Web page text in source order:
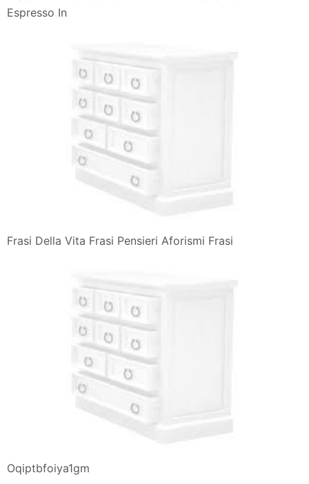
Espresso In
Frasi Della Vita Frasi Pensieri Aforismi Frasi
Oqiptbfoiya1gm